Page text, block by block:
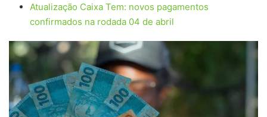
Atualização Caixa Tem: novos pagamentos
confirmados na rodada 04 de abril